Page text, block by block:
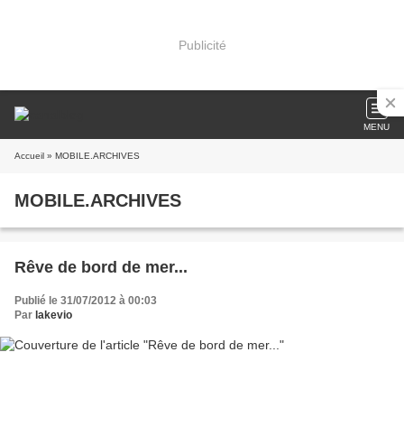
Publicité
MENU
Accueil » MOBILE.ARCHIVES
MOBILE.ARCHIVES
Rêve de bord de mer...
Publié le 31/07/2012 à 00:03
Par lakevio